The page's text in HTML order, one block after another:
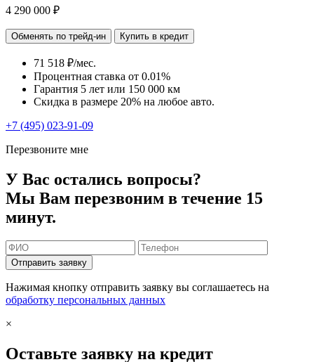
4 290 000 ₽
Обменять по трейд-ин Купить в кредит
71 518 ₽/мес.
Процентная ставка от 0.01%
Гарантия 5 лет или 150 000 км
Скидка в размере 20% на любое авто.
+7 (495) 023-91-09
Перезвоните мне
У Вас остались вопросы?
Мы Вам перезвоним в течение 15
минут.
Отправить заявку
Нажимая кнопку отправить заявку вы соглашаетесь на
обработку персональных данных
×
Оставьте заявку на кредит